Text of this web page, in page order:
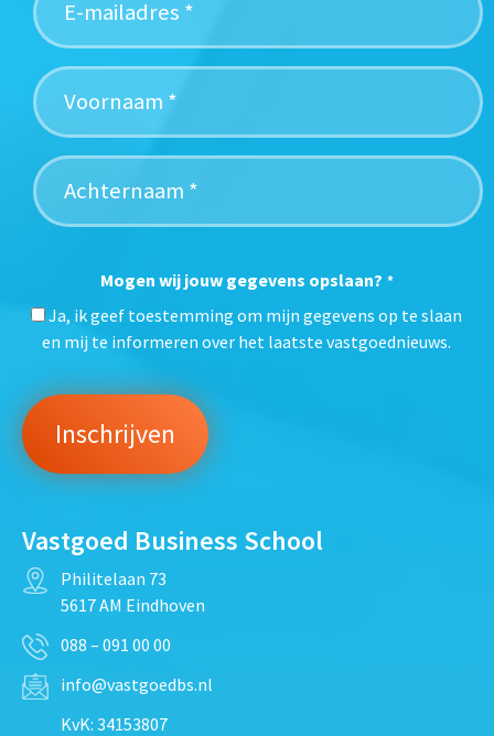
Mogen wij jouw gegevens opslaan? *
Ja, ik geef toestemming om mijn gegevens op te slaan
en mij te informeren over het laatste vastgoednieuws.
Vastgoed Business School
Philitelaan 73
5617 AM Eindhoven
088 – 091 00 00
info@vastgoedbs.nl
KvK: 34153807